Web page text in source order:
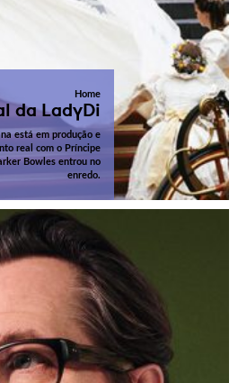
Home
da LadyDi
está em produção e
real com o Príncipe
Bowles entrou no
enredo.